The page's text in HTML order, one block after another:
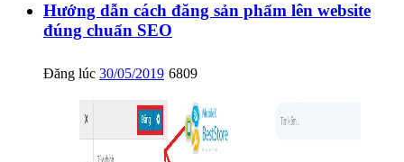
Hướng dẫn cách đăng sản phẩm lên website
đúng chuẩn SEO
Đăng lúc 30/05/2019 6809